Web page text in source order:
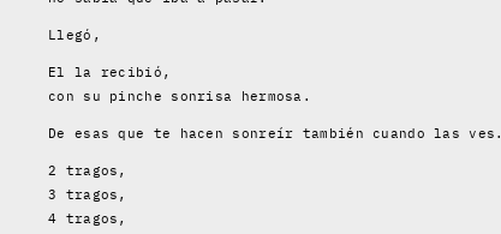
Llegó,
El la recibió,
con su pinche sonrisa hermosa.
De esas que te hacen sonreír también cuando las ves.
2 tragos,
3 tragos,
4 tragos,